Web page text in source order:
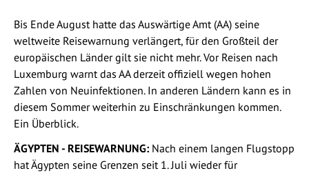
Bis Ende August hatte das Auswärtige Amt (AA) seine
weltweite Reisewarnung verlängert, für den Großteil der
europäischen Länder gilt sie nicht mehr. Vor Reisen nach
Luxemburg warnt das AA derzeit offiziell wegen hohen
Zahlen von Neuinfektionen. In anderen Ländern kann es in
diesem Sommer weiterhin zu Einschränkungen kommen.
Ein Überblick.
ÄGYPTEN - REISEWARNUNG: Nach einem langen Flugstopp
hat Ägypten seine Grenzen seit 1. Juli wieder für